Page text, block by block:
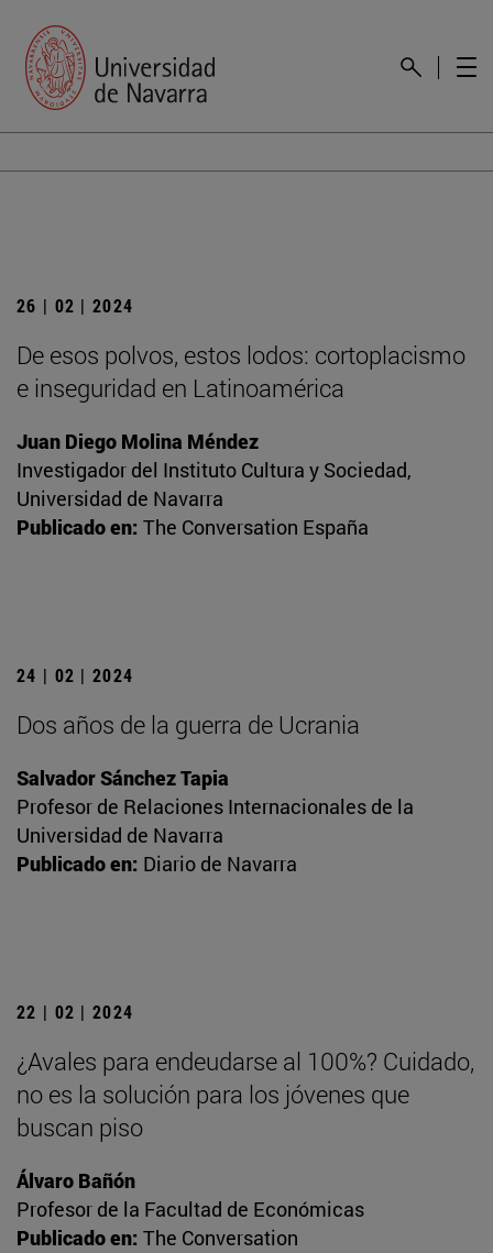
26 | 02 | 2024
De esos polvos, estos lodos: cortoplacismo
e inseguridad en Latinoamérica
Juan Diego Molina Méndez
Investigador del Instituto Cultura y Sociedad,
Universidad de Navarra
Publicado en: The Conversation España
24 | 02 | 2024
Dos años de la guerra de Ucrania
Salvador Sánchez Tapia
Profesor de Relaciones Internacionales de la
Universidad de Navarra
Publicado en: Diario de Navarra
22 | 02 | 2024
¿Avales para endeudarse al 100%? Cuidado,
no es la solución para los jóvenes que
buscan piso
Álvaro Bañón
Profesor de la Facultad de Económicas
Publicado en: The Conversation